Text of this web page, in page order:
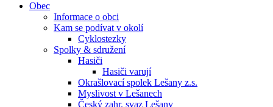
Obec
Informace o obci
Kam se podívat v okolí
Cyklostezky
Spolky & sdružení
Hasiči
Hasiči varují
Okrašlovací spolek Lešany z.s.
Myslivost v Lešanech
Český zahr. svaz Lešany